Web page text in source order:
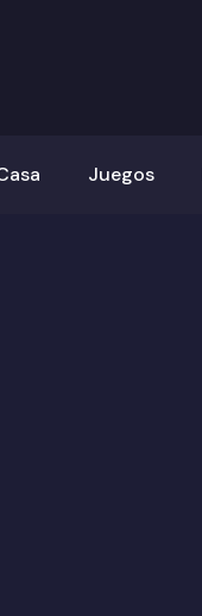
Juegos